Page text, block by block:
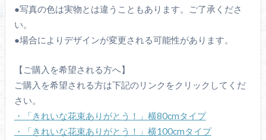
●写真の色は実物とは違うこともあります。ご了承くださ
い。
●場合によりデザインが変更される可能性があります。
【ご購入を希望される方へ】
ご購入を希望される方は下記のリンクをクリックしてくだ
さい。
・「きれいな花束ありがとう！」横80cmタイプ
・「きれいな花束ありがとう！」横100cmタイプ